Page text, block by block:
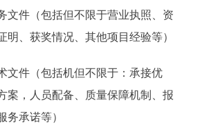
件（包括但不限于营业执照、资
明、获奖情况、其他项目经验等）
件（包括机但不限于：承接优
案，人员配备、质量保障机制、报
务承诺等）